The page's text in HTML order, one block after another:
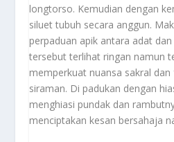
longtorso. Kemudian dengan
siluet tubuh secara anggun.
perpaduan apik antara adat
tersebut terlihat ringan namun
memperkuat nuansa sakral
siraman. Di padukan dengan
menghiasi pundak dan
menciptakan kesan bersahaja